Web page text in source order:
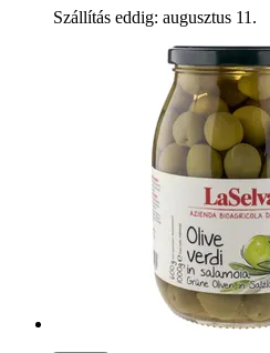
Szállítás eddig: augusztus 11.